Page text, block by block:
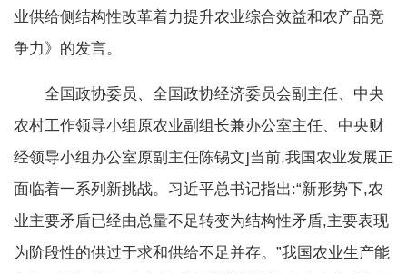
业供给侧结构性改革着力提升农业综合效益和农产品竞
争力》的发言。
全国政协委员、全国政协经济委员会副主任、中央
农村工作领导小组原农业副组长兼办公室主任、中央财
经领导小组办公室原副主任陈锡文]当前,我国农业发展正
面临着一系列新挑战。习近平总书记指出:“新形势下,农
业主要矛盾已经由总量不足转变为结构性矛盾,主要表现
为阶段性的供过于求和供给不足并存。”我国农业生产能